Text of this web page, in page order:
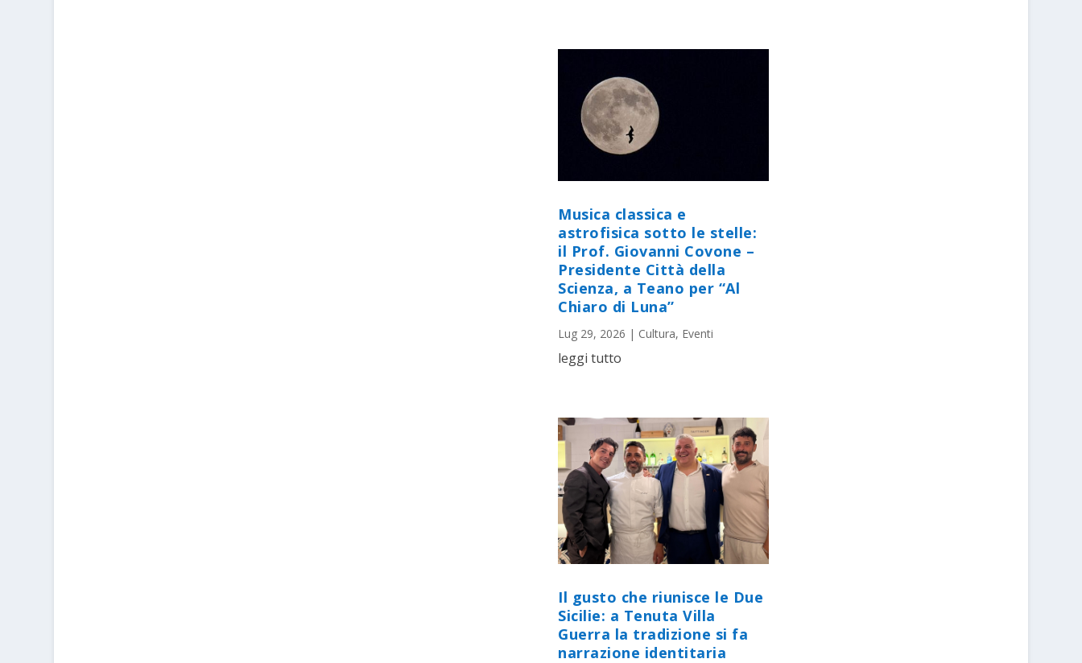
Musica classica e
astrofisica sotto le stelle:
il Prof. Giovanni Covone –
Presidente Città della
Scienza, a Teano per “Al
Chiaro di Luna”
Lug 29, 2026 | Cultura, Eventi
leggi tutto
Il gusto che riunisce le Due
Sicilie: a Tenuta Villa
Guerra la tradizione si fa
narrazione identitaria